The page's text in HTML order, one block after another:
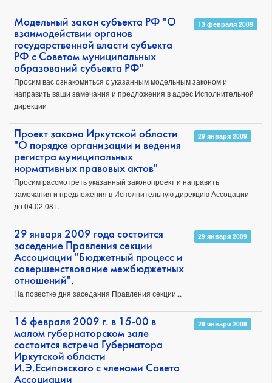
Модельный закон субъекта РФ "О
взаимодействии органов
государственной власти субъекта
РФ с Советом муниципальных
образований субъекта РФ"
13 февраля 2009
Просим вас ознакомиться с указанным модельным законом и
направить ваши замечания и предложения в адрес Исполнительной
дирекции
Проект закона Иркутской области
"О порядке организации и ведения
регистра муниципальных
нормативных правовых актов"
29 января 2009
Просим рассмотреть указанный законопроект и направить
замечания и предложения в Исполнительную дирекцию Ассоцации
до 04.02.08 г.
29 января 2009 года состоится
заседение Правления секции
Ассоциации "Бюджетный процесс и
совершенствование межбюджетных
отношений".
29 января 2009
На повестке дня заседания Правления секции...
16 февраля 2009 г. в 15-00 в
малом губернаторском зале
состоится встреча Губернатора
Иркутской области
И.Э.Есиповского с членами Совета
Ассоциации
29 января 2009